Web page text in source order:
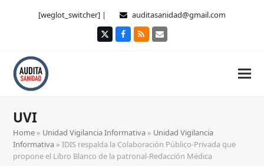
[weglot_switcher] | auditasanidad@gmail.com
TwitterFacebook
RSS Correo
UVI
Home » Unidad Vigilancia Informativa » Unidad Vigilancia
Informativa »IDIS respalda la Colaboración Público-Privada que
propone el Libro Blanco de la patronal-Redacción Médica